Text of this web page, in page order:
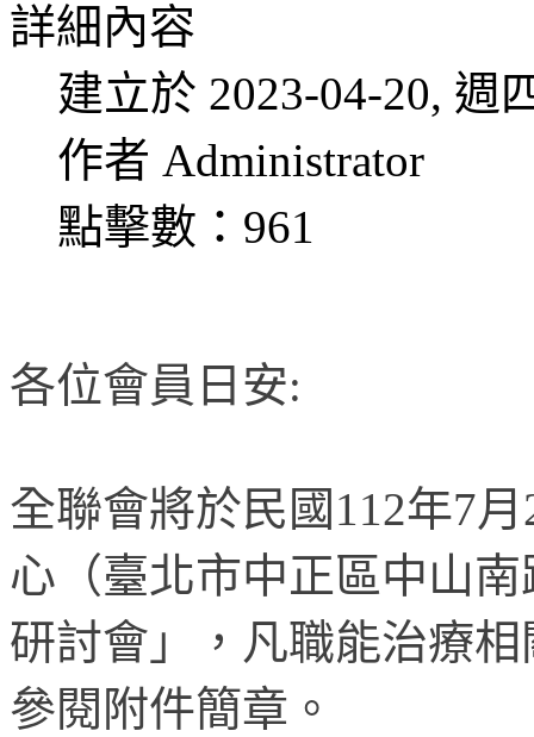
詳細內容
建立於 2023-04-20, 週
作者 Administrator
點擊數：961
各位會員日安:
全聯會將於民國 112年7月
心（臺北市中正區中山南
研討會」，凡職能治療
參閱附件簡章。